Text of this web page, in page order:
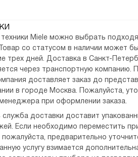
Miele можно выбрать
со статусом в наличии может
трех дней. Доставка в Санкт-
через транспортную компанию.
доставляет заказ до
в городе Москва. Пожалуйста,
при оформлении заказа.
доставки доставит
Если необходимо переместить
предварительно
услугу взимается